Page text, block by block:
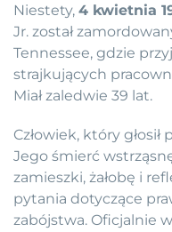
Niestety, 4 kwietnia
Jr. został
Tennessee, gdzie
strajkujących
Miał zaledwie 39 lat.
Człowiek, który
Jego śmierć
zamieszki, żałobę i
pytania dotyczące
zabójstwa. Oficjalnie